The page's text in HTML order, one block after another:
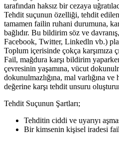
tarafından haksız bir cezaya
Tehdit suçunun özelliği, tehdit
tamamen failin ruhani durumuna,
bağlıdır. Bu bildirim söz ve
Facebook, Twitter, Linkedln vb.)
Toplum içerisinde çokça karşımıza
Fail, mağdura karşı bildirim
çevresinin yaşamına, vücut
dokunulmazlığına, mal varlığına
değerine karşı tehdit unsuru
Tehdit Suçunun Şartları;
Tehditin ciddi ve uyarıyı
Bir kimsenin kişisel iradesi